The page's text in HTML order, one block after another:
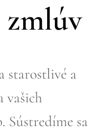
starostlivé a
vašich
Sústredíme sa